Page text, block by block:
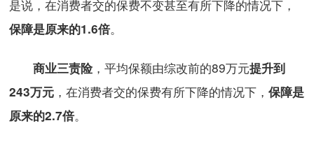
是说，在消费者交的保费不变甚至有所下降的情况下，
保障是原来的1.6倍。
商业三责险，平均保额由综改前的89万元提升到
243万元，在消费者交的保费有所下降的情况下， 保障是
原来的2.7倍。